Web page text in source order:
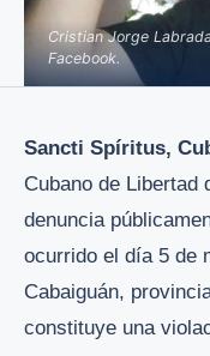
Cristian Jorge
Facebook.
Sancti Spíritus,
Cubano de Libertad
denuncia
ocurrido el día 5 de
Cabaiguán,
constituye una